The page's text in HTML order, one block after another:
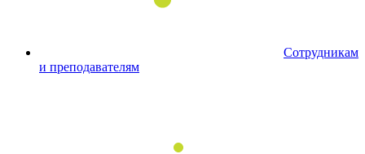
Сотрудникам
и преподавателям